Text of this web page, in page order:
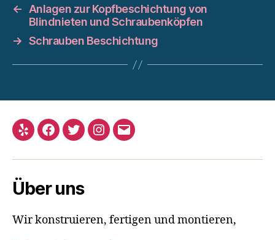
←
Anlagen zur Kopfbeschichtung von
Blindnieten und Schraubenköpfen
→ Schrauben Beschichtung
Yelp Facebook
TwitterInstagram
Email
Über uns
Wir konstruieren, fertigen und montieren,